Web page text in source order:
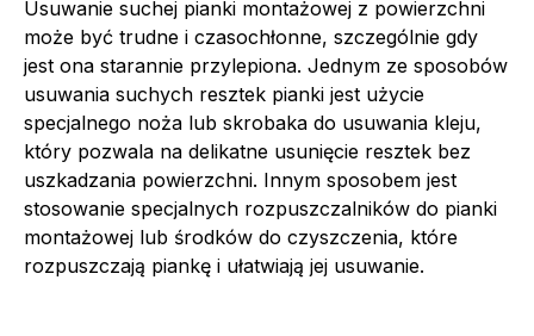
Usuwanie suchej pianki montażowej z powierzchni
może być trudne i czasochłonne, szczególnie gdy
jest ona starannie przylepiona. Jednym ze sposobów
usuwania suchych resztek pianki jest użycie
specjalnego noża lub skrobaka do usuwania kleju,
który pozwala na delikatne usunięcie resztek bez
uszkadzania powierzchni. Innym sposobem jest
stosowanie specjalnych rozpuszczalników do pianki
montażowej lub środków do czyszczenia, które
rozpuszczają piankę i ułatwiają jej usuwanie.